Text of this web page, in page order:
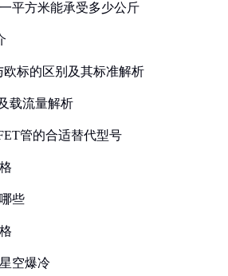
平方米能承受多少公斤
欧标的区别及其标准解析
载流量解析
管的合适替代型号
些
空爆冷